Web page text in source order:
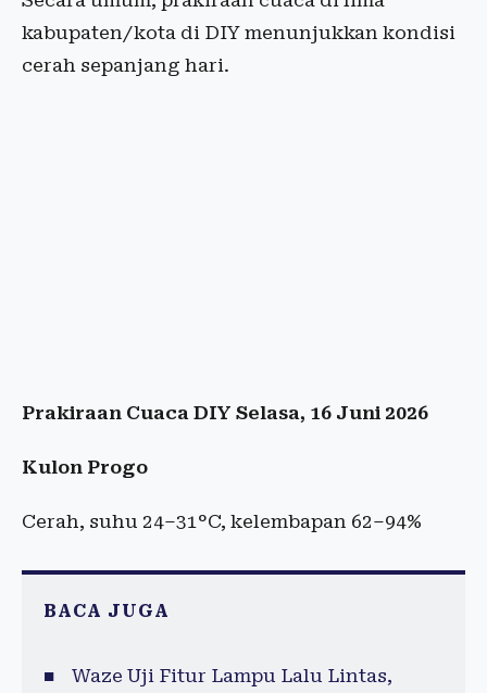
kabupaten/kota di DIY menunjukkan kondisi
cerah sepanjang hari.
Prakiraan Cuaca DIY Selasa, 16 Juni 2026
Kulon Progo
Cerah, suhu 24–31°C, kelembapan 62–94%
BACA JUGA
Waze Uji Fitur Lampu Lalu Lintas,